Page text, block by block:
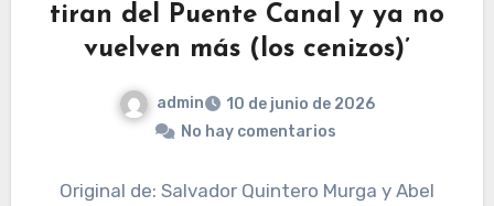
tiran del Puente Canal y ya no
vuelven más (los cenizos)’
admin
10 de junio de 2026
No hay comentarios
Original de: Salvador Quintero Murga y Abel